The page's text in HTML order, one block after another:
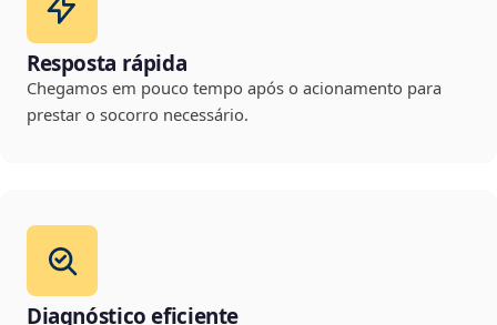
Resposta rápida
Chegamos em pouco tempo após o acionamento para
prestar o socorro necessário.
Diagnóstico eficiente